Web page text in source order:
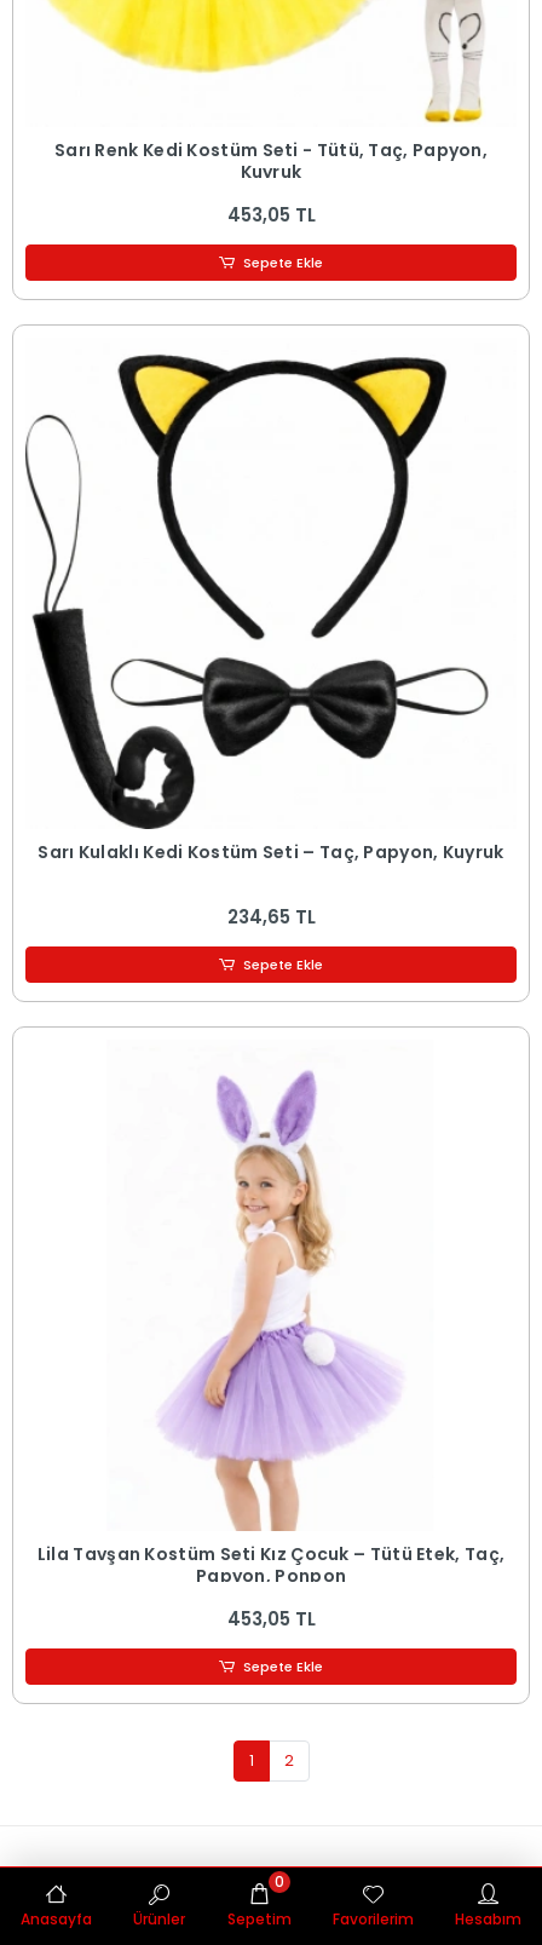
Sarı Renk Kedi Kostüm Seti - Tütü, Taç, Papyon,
Kuyruk
453,05 TL
Sepete Ekle
Sarı Kulaklı Kedi Kostüm Seti – Taç, Papyon, Kuyruk
234,65 TL
Sepete Ekle
Lila Tavşan Kostüm Seti Kız Çocuk – Tütü Etek, Taç,
Papyon, Ponpon
453,05 TL
Sepete Ekle
1 2
Hızlı Teslimat
Siparişleriniz en kısa sürede elinize ulaşır.
Anasayfa Ürünler Sepetim
0
Favorilerim
Hesabım